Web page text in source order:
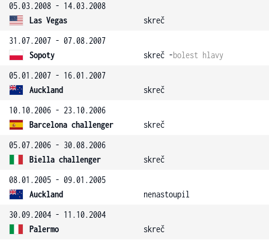
05.03.2008 - 14.03.2008
Las Vegas
skreč
31.07.2007 - 07.08.2007
Sopoty
skreč -bolest hlavy
05.01.2007 - 16.01.2007
Auckland
skreč
10.10.2006 - 23.10.2006
Barcelona challenger
skreč
05.07.2006 - 30.08.2006
Biella challenger
skreč
08.01.2005 - 09.01.2005
Auckland
nenastoupil
30.09.2004 - 11.10.2004
Palermo
skreč